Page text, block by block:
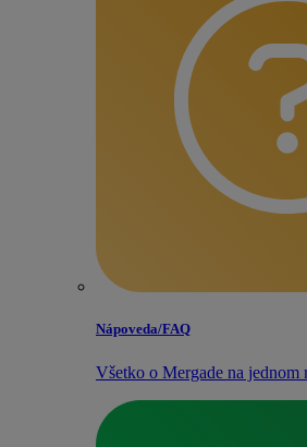
Nápoveda/​FAQ
Všetko o Mergade na jednom